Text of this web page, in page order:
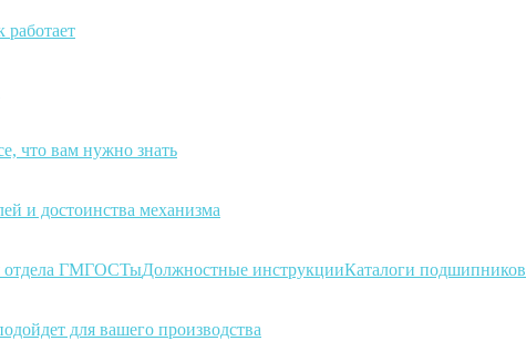
работает
что вам нужно знать
и достоинства механизма
отдела ГМГОСТыДолжностные инструкцииКаталоги подшипников
для вашего производства